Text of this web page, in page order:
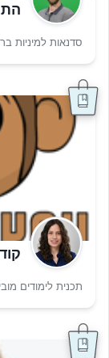
סדנאות למיניות
תכנית לימודים